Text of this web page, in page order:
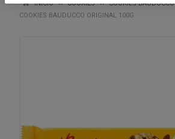
INÍCIO COOKIES
COOKIES BAUDUCCO
COOKIES BAUDUCCO ORIGINAL 100G